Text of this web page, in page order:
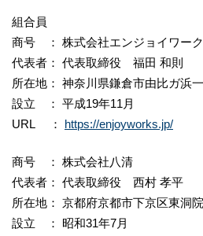
組合員
商号 ： 株式会社エンジョイワー
代表者： 代表取締役 福田 和則
所在地： 神奈川県鎌倉市由比ガ浜
設立 ： 平成19年11月
URL ： https://enjoyworks.jp/
商号 ： 株式会社八清
代表者： 代表取締役 西村 孝平
所在地： 京都府京都市下京区東洞
設立 ： 昭和31年7月